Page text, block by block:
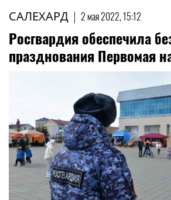
САЛЕХАРД | 2 мая 2022, 15:12
Росгвардия обеспечила
празднования Первомая